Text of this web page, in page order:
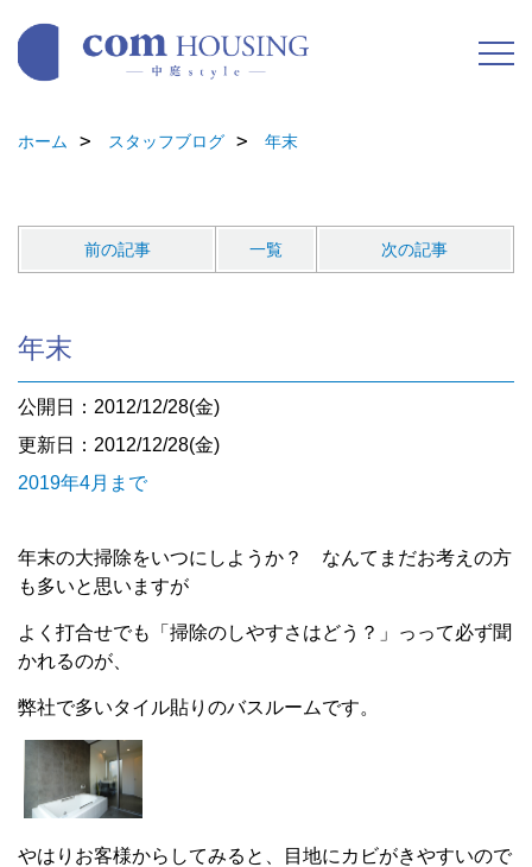
ホーム スタッフブログ 年末
前の記事 一覧 次の記事
年末
公開日：2012/12/28(金)
更新日：2012/12/28(金)
2019年4月まで
年末の大掃除をいつにしようか？ なんてまだお考えの方
も多いと思いますが
よく打合せでも「掃除のしやすさはどう？」っって必ず聞
かれるのが、
弊社で多いタイル貼りのバスルームです。
やはりお客様からしてみると、目地にカビがきやすいので